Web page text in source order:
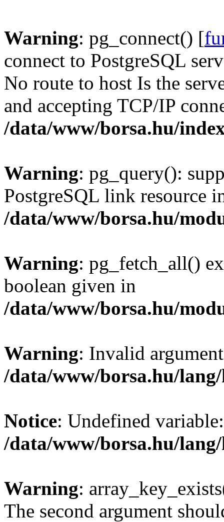
Warning: pg_connect() [
connect to PostgreSQL
No route to host Is the
and accepting TCP/IP
/data/www/borsa.hu/
Warning: pg_query():
PostgreSQL link resource
/data/www/borsa.hu/
Warning: pg_fetch_all()
boolean given in
/data/www/borsa.hu/
Warning: Invalid
/data/www/borsa.hu/
Notice: Undefined
/data/www/borsa.hu/
Warning:
The second argument